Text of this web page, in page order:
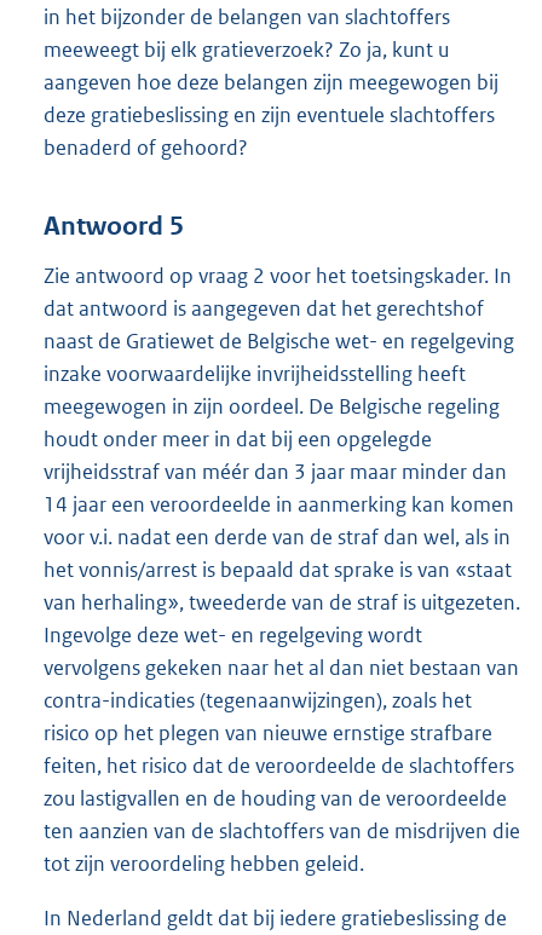
in het bijzonder de belangen van slachtoffers
meeweegt bij elk gratieverzoek? Zo ja, kunt u
aangeven hoe deze belangen zijn meegewogen bij
deze gratiebeslissing en zijn eventuele slachtoffers
benaderd of gehoord?
Antwoord 5
Zie antwoord op vraag 2 voor het toetsingskader. In
dat antwoord is aangegeven dat het gerechtshof
naast de Gratiewet de Belgische wet- en regelgeving
inzake voorwaardelijke invrijheidsstelling heeft
meegewogen in zijn oordeel. De Belgische regeling
houdt onder meer in dat bij een opgelegde
vrijheidsstraf van méér dan 3 jaar maar minder dan
14 jaar een veroordeelde in aanmerking kan komen
voor v.i. nadat een derde van de straf dan wel, als in
het vonnis/arrest is bepaald dat sprake is van «staat
van herhaling», tweederde van de straf is uitgezeten.
Ingevolge deze wet- en regelgeving wordt
vervolgens gekeken naar het al dan niet bestaan van
contra-indicaties (tegenaanwijzingen), zoals het
risico op het plegen van nieuwe ernstige strafbare
feiten, het risico dat de veroordeelde de slachtoffers
zou lastigvallen en de houding van de veroordeelde
ten aanzien van de slachtoffers van de misdrijven die
tot zijn veroordeling hebben geleid.
In Nederland geldt dat bij iedere gratiebeslissing de